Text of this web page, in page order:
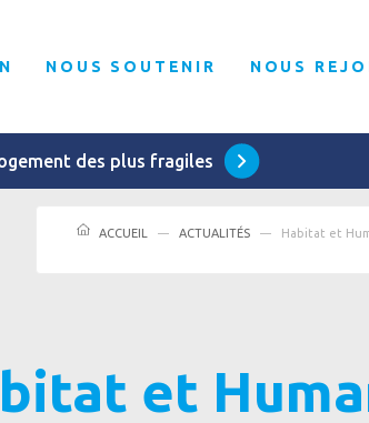
NOUS SOUTENIR NOUS
des plus fragiles
ACCUEIL ACTUALITÉS
Habitat et
et